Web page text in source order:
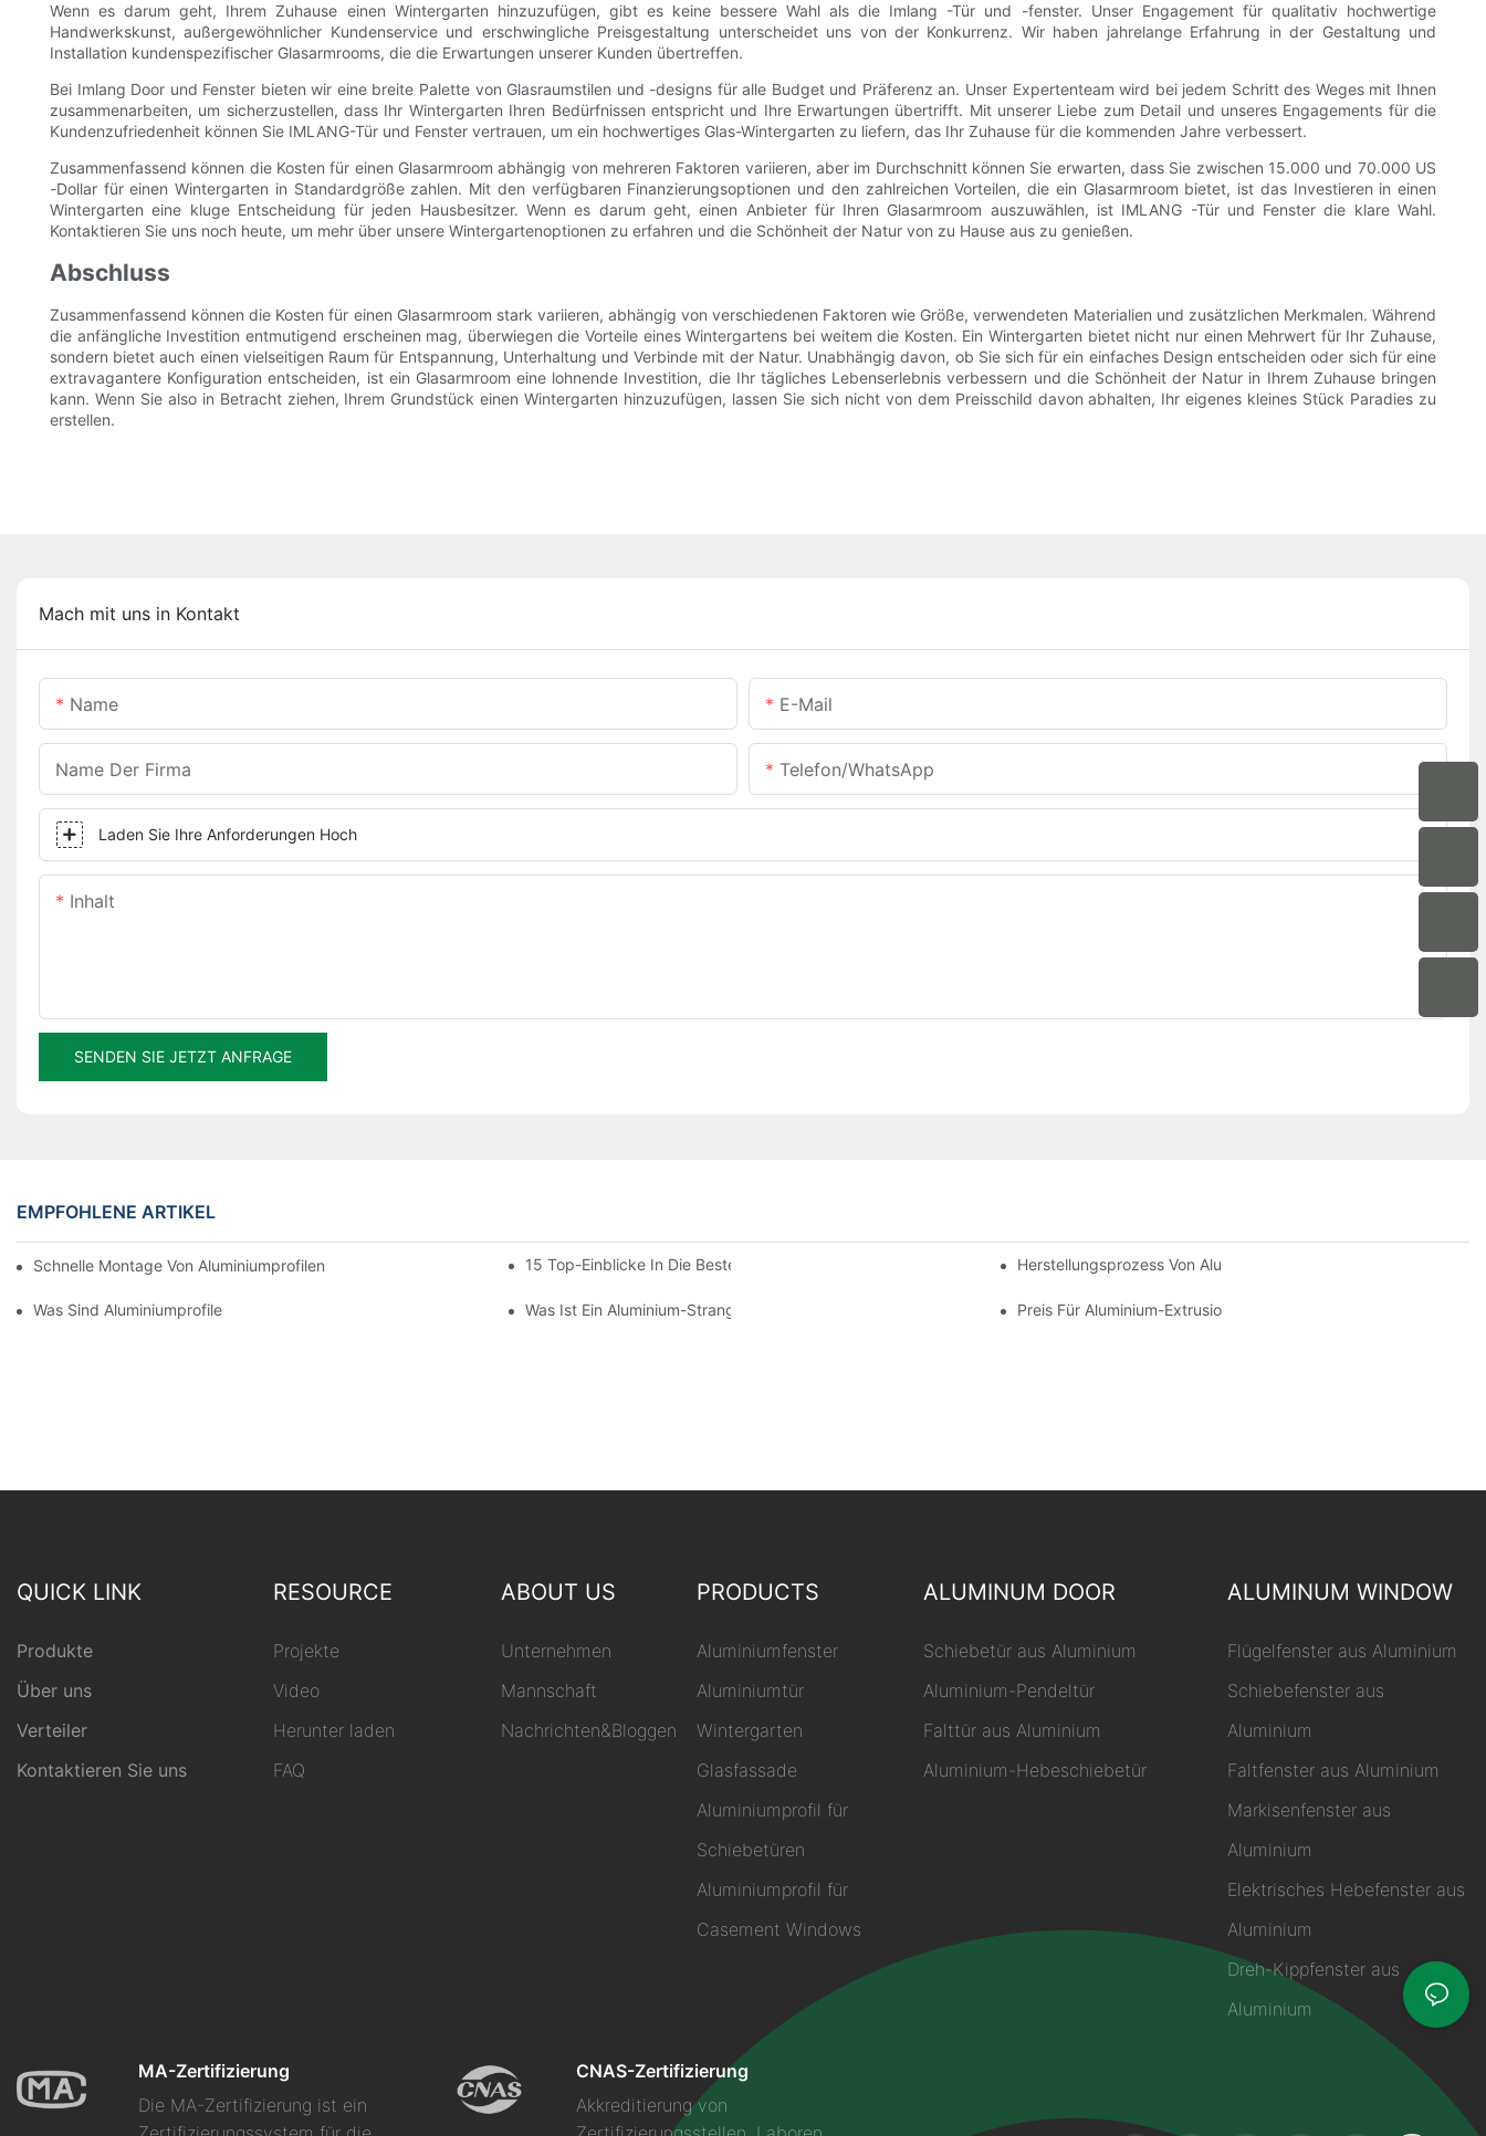
Wenn es darum geht, Ihrem Zuhause einen Wintergarten hinzuzufügen, gibt es keine bessere Wahl als die Imlang -Tür und -fenster. Unser Engagement für qualitativ hochwertige
Handwerkskunst, außergewöhnlicher Kundenservice und erschwingliche Preisgestaltung unterscheidet uns von der Konkurrenz. Wir haben jahrelange Erfahrung in der Gestaltung und
Installation kundenspezifischer Glasarmrooms, die die Erwartungen unserer Kunden übertreffen.
Bei Imlang Door und Fenster bieten wir eine breite Palette von Glasraumstilen und -designs für alle Budget und Präferenz an. Unser Expertenteam wird bei jedem Schritt des Weges mit Ihnen
zusammenarbeiten, um sicherzustellen, dass Ihr Wintergarten Ihren Bedürfnissen entspricht und Ihre Erwartungen übertrifft. Mit unserer Liebe zum Detail und unseres Engagements für die
Kundenzufriedenheit können Sie IMLANG-Tür und Fenster vertrauen, um ein hochwertiges Glas-Wintergarten zu liefern, das Ihr Zuhause für die kommenden Jahre verbessert.
Zusammenfassend können die Kosten für einen Glasarmroom abhängig von mehreren Faktoren variieren, aber im Durchschnitt können Sie erwarten, dass Sie zwischen 15.000 und 70.000 US
-Dollar für einen Wintergarten in Standardgröße zahlen. Mit den verfügbaren Finanzierungsoptionen und den zahlreichen Vorteilen, die ein Glasarmroom bietet, ist das Investieren in einen
Wintergarten eine kluge Entscheidung für jeden Hausbesitzer. Wenn es darum geht, einen Anbieter für Ihren Glasarmroom auszuwählen, ist IMLANG -Tür und Fenster die klare Wahl.
Kontaktieren Sie uns noch heute, um mehr über unsere Wintergartenoptionen zu erfahren und die Schönheit der Natur von zu Hause aus zu genießen.
Abschluss
Zusammenfassend können die Kosten für einen Glasarmroom stark variieren, abhängig von verschiedenen Faktoren wie Größe, verwendeten Materialien und zusätzlichen Merkmalen. Während
die anfängliche Investition entmutigend erscheinen mag, überwiegen die Vorteile eines Wintergartens bei weitem die Kosten. Ein Wintergarten bietet nicht nur einen Mehrwert für Ihr Zuhause,
sondern bietet auch einen vielseitigen Raum für Entspannung, Unterhaltung und Verbinde mit der Natur. Unabhängig davon, ob Sie sich für ein einfaches Design entscheiden oder sich für eine
extravagantere Konfiguration entscheiden, ist ein Glasarmroom eine lohnende Investition, die Ihr tägliches Lebenserlebnis verbessern und die Schönheit der Natur in Ihrem Zuhause bringen
kann. Wenn Sie also in Betracht ziehen, Ihrem Grundstück einen Wintergarten hinzuzufügen, lassen Sie sich nicht von dem Preisschild davon abhalten, Ihr eigenes kleines Stück Paradies zu
erstellen.
Mach mit uns in Kontakt
Name E-Mail
Name Der Firma Telefon/WhatsApp
Laden Sie Ihre Anforderungen Hoch
Inhalt
SENDEN SIE JETZT ANFRAGE
EMPFOHLENE ARTIKEL
Schnelle Montage Von Aluminiumprofilen Mit Thermischer Trennung Im Wintergarten15 Top-Einblicke In Die Besten Aluminiumprofile Für Wintergärten Für Globale KäuferHerstellungsprozess Von Aluminium-Strangpressprofilen
Was Sind Aluminiumprofile Was Ist Ein Aluminium-Strangpressprofil? Preis Für Aluminium-Extrusionsprofile
QUICK LINK
Produkte
Über uns
Verteiler
Kontaktieren Sie uns
RESOURCE
Projekte
Video
Herunter laden
FAQ
ABOUT US
Unternehmen
Mannschaft
Nachrichten&Bloggen
PRODUCTS
Aluminiumfenster
Aluminiumtür
Wintergarten
Glasfassade
Aluminiumprofil für
Schiebetüren
Aluminiumprofil für
Casement Windows
ALUMINUM DOOR
Schiebetür aus Aluminium
Aluminium-Pendeltür
Falttür aus Aluminium
Aluminium-Hebeschiebetür
ALUMINUM WINDOW
Flügelfenster aus Aluminium
Schiebefenster aus
Aluminium
Faltfenster aus Aluminium
Markisenfenster aus
Aluminium
Elektrisches Hebefenster aus
Aluminium
Dreh-Kippfenster aus
Aluminium
MA-Zertifizierung
Die MA-Zertifizierung ist ein
CNAS-Zertifizierung
Akkreditierung von